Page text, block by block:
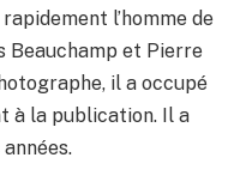
l’homme de
Beauchamp et Pierre
il a occupé
à la publication. Il a